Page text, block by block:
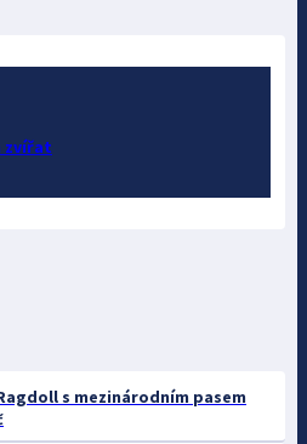
zvířat
s mezinárodním pasem